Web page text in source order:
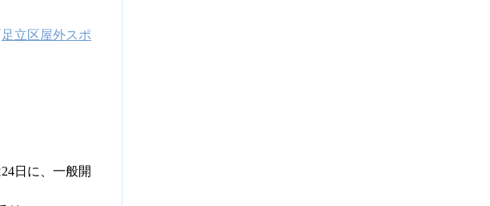
足立区屋外スポ
日に、一般開